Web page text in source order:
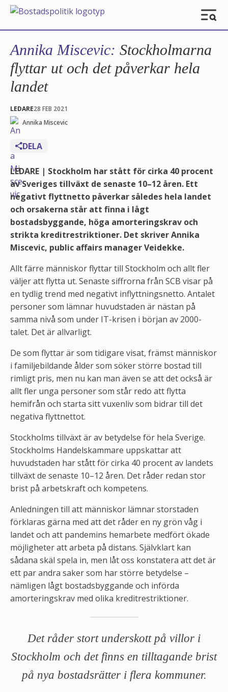
Annika Miscevic: Stockholmarna
flyttar ut och det påverkar hela
landet
LEDARE28 FEB 2021
Annika Miscevic
DELA
LEDARE | Stockholm har stått för cirka 40 procent
av Sveriges tillväxt de senaste 10–12 åren. Ett
negativt flyttnetto påverkar således hela landet
och orsakerna står att finna i lågt
bostadsbyggande, höga amorteringskrav och
strikta kreditrestriktioner. Det skriver Annika
Miscevic, public affairs manager Veidekke.
Allt färre människor flyttar till Stockholm och allt fler
väljer att flytta ut. Senaste siffrorna från SCB visar på
en tydlig trend med negativt inflyttningsnetto. Antalet
personer som lämnar huvudstaden är nästan på
samma nivå som under IT-krisen i början av 2000-
talet. Det är allvarligt.
De som flyttar är som tidigare visat, främst människor
i familjebildande ålder som söker större bostad till
rimligt pris, men nu kan man även se att det också är
allt fler unga personer som står redo att flytta
hemifrån och starta sitt vuxenliv som bidrar till det
negativa flyttnettot.
Stockholms tillväxt är av betydelse för hela Sverige.
Stockholms Handelskammare uppskattar att
huvudstaden har stått för cirka 40 procent av landets
tillväxt de senaste 10–12 åren. Det råder redan stor
brist på arbetskraft och kompetens.
Anledningen till att människor lämnar storstaden
förklaras gärna med att det råder en ny grön våg i
landet och att pandemins hemarbete medfört ökade
möjligheter att arbeta på distans. Självklart kan
sådana skäl spela in, men låt oss konstatera att det är
ett par andra saker som har större betydelse –
nämligen lågt bostadsbyggande och införda
amorteringskrav med olika kreditrestriktioner.
Det råder stort underskott på villor i
Stockholm och det finns en tilltagande brist
på nya bostadsrätter i flera kommuner.